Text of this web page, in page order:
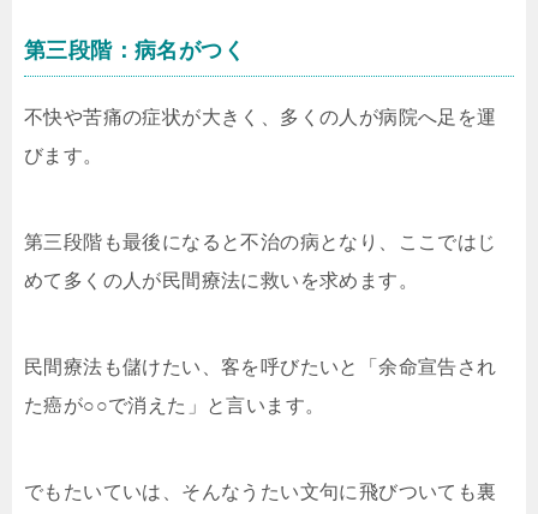
第三段階：病名がつく
不快や苦痛の症状が大きく、多くの人が病院へ足を運
びます。
第三段階も最後になると不治の病となり、ここではじ
めて多くの人が民間療法に救いを求めます。
民間療法も儲けたい、客を呼びたいと「余命宣告され
た癌が○○で消えた」と言います。
でもたいていは、そんなうたい文句に飛びついても裏